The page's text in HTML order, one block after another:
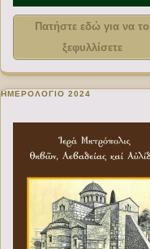
Πατήστε εδώ για να το
ξεφυλλίσετε
ΗΜΕΡΟΛΟΓΙΟ 2024